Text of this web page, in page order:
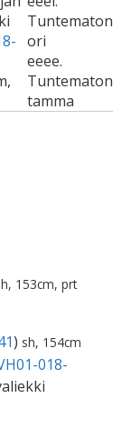
Tuntematon
ori
eeee.
Tuntematon
tamma
153cm, prt
) sh, 154cm
018-